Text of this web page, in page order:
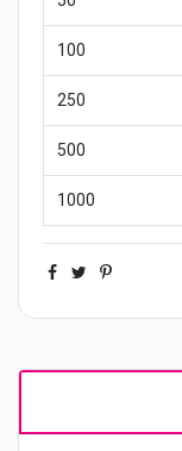
100
250
500
1000